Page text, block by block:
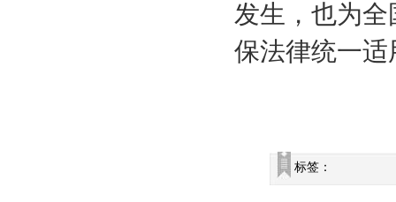
发生，也为
保法律统一
标签：